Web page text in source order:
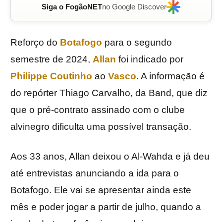
Siga o FogãoNETno Google Discover
Reforço do Botafogo para o segundo
semestre de 2024, Allan foi indicado por
Philippe Coutinho ao Vasco. A informação é
do repórter Thiago Carvalho, da Band, que diz
que o pré-contrato assinado com o clube
alvinegro dificulta uma possível transação.
Aos 33 anos, Allan deixou o Al-Wahda e já deu
até entrevistas anunciando a ida para o
Botafogo. Ele vai se apresentar ainda este
mês e poder jogar a partir de julho, quando a